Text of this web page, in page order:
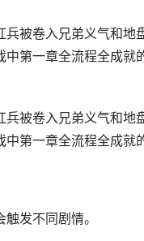
被卷入兄弟义气和
第一章全流程全成
被卷入兄弟义气和
第一章全流程全成就
发不同剧情。